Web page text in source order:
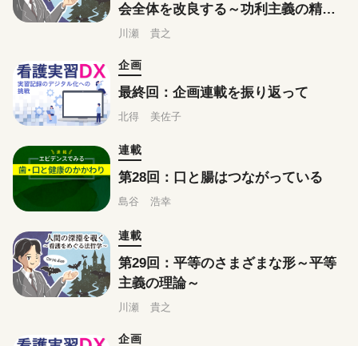
会全体を改良する～功利主義の精神
～川瀬 貴之
企画
最終回：企画連載を振り返って
北得 美佐子
連載
第28回：口と腸はつながっている
島谷 浩幸
連載
第29回：平等のさまざまな形～平等
主義の理論～
川瀬 貴之
企画